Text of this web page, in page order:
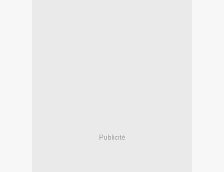
Publicité